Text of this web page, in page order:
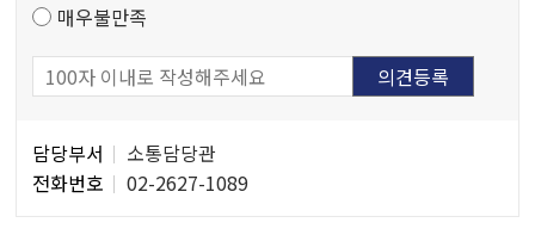
매우불만족
당
자
담당부서
소통담당관
전화번호
02-2627-1089